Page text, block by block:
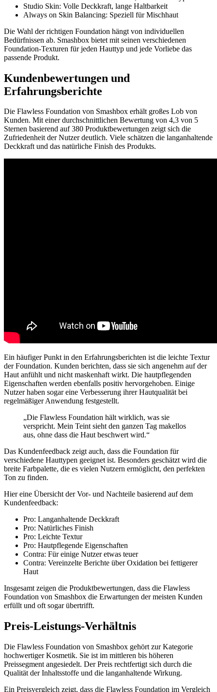
Studio Skin: Volle Deckkraft, lange Haltbarkeit
Always on Skin Balancing: Speziell für Mischhaut
Die Wahl der richtigen Foundation hängt von individuellen
Bedürfnissen ab. Smashbox bietet mit seinen verschiedenen
Foundation-Texturen für jeden Hauttyp und jede Vorliebe das
passende Produkt.
Kundenbewertungen und
Erfahrungsberichte
Die Flawless Foundation von Smashbox erhält großes Lob von
Kunden. Mit einer durchschnittlichen Bewertung von 4,3 von 5
Sternen basierend auf 380 Produktbewertungen zeigt sich die
Zufriedenheit der Nutzer deutlich. Viele schätzen die langanhaltende
Deckkraft und das natürliche Finish des Produkts.
Ein häufiger Punkt in den Erfahrungsberichten ist die leichte Textur
der Foundation. Kunden berichten, dass sie sich angenehm auf der
Haut anfühlt und nicht maskenhaft wirkt. Die hautpflegenden
Eigenschaften werden ebenfalls positiv hervorgehoben. Einige
Nutzer haben sogar eine Verbesserung ihrer Hautqualität bei
regelmäßiger Anwendung festgestellt.
„Die Flawless Foundation hält wirklich, was sie
verspricht. Mein Teint sieht den ganzen Tag makellos
aus, ohne dass die Haut beschwert wird.“
Das Kundenfeedback zeigt auch, dass die Foundation für
verschiedene Hauttypen geeignet ist. Besonders geschätzt wird die
breite Farbpalette, die es vielen Nutzern ermöglicht, den perfekten
Ton zu finden.
Hier eine Übersicht der Vor- und Nachteile basierend auf dem
Kundenfeedback:
Pro: Langanhaltende Deckkraft
Pro: Natürliches Finish
Pro: Leichte Textur
Pro: Hautpflegende Eigenschaften
Contra: Für einige Nutzer etwas teuer
Contra: Vereinzelte Berichte über Oxidation bei fettigerer
Haut
Insgesamt zeigen die Produktbewertungen, dass die Flawless
Foundation von Smashbox die Erwartungen der meisten Kunden
erfüllt und oft sogar übertrifft.
Preis-Leistungs-Verhältnis
Die Flawless Foundation von Smashbox gehört zur Kategorie
hochwertiger Kosmetik. Sie ist im mittleren bis höheren
Preissegment angesiedelt. Der Preis rechtfertigt sich durch die
Qualität der Inhaltsstoffe und die langanhaltende Wirkung.
Ein Preisvergleich zeigt, dass die Flawless Foundation im Vergleich